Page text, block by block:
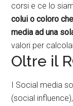
corsi e ce lo
colui o coloro
media ad una
valori per
Oltre il
I Social media
(social